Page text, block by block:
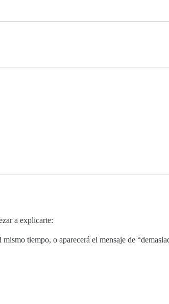
a explicarte:
tiempo, o aparecerá el mensaje de